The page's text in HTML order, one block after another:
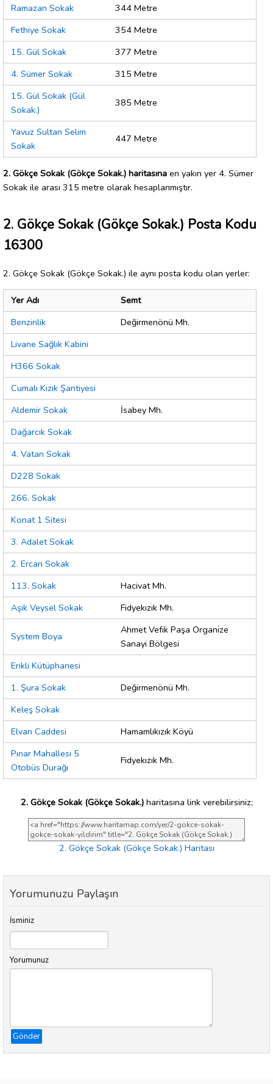
Ramazan Sokak
344 Metre
Fethiye Sokak
354 Metre
15. Gül Sokak
377 Metre
4. Sümer Sokak
315 Metre
15. Gül Sokak (Gül
Sokak.)
385 Metre
Yavuz Sultan Selim
Sokak
447 Metre
2. Gökçe Sokak (Gökçe Sokak.) haritasına en yakın yer 4. Sümer
Sokak ile arası 315 metre olarak hesaplanmıştır.
2. Gökçe Sokak (Gökçe Sokak.) Posta Kodu
16300
2. Gökçe Sokak (Gökçe Sokak.) ile aynı posta kodu olan yerler:
Yer Adı
Semt
Benzinlik
Değirmenönü Mh.
Livane Sağlık Kabini
H366 Sokak
Cumalı Kızık Şantiyesi
Aldemir Sokak
İsabey Mh.
Dağarcık Sokak
4. Vatan Sokak
D228 Sokak
266. Sokak
Konat 1 Sitesi
3. Adalet Sokak
2. Ercan Sokak
113. Sokak
Hacivat Mh.
Aşık Veysel Sokak
Fidyekızık Mh.
System Boya
Ahmet Vefik Paşa Organize
Sanayi Bölgesi
Erikli Kütüphanesi
1. Şura Sokak
Değirmenönü Mh.
Keleş Sokak
Elvan Caddesi
Hamamlıkızık Köyü
Pınar Mahallesi 5
Otobüs Durağı
Fidyekızık Mh.
2. Gökçe Sokak (Gökçe Sokak.)haritasına link verebilirsiniz;
2. Gökçe Sokak (Gökçe Sokak.) Haritası
Yorumunuzu Paylaşın
İsminiz
Yorumunuz
Gönder